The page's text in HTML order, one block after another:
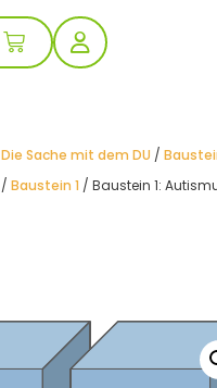
Die Sache mit dem DU /
/ Baustein 1 / Baustein 1: